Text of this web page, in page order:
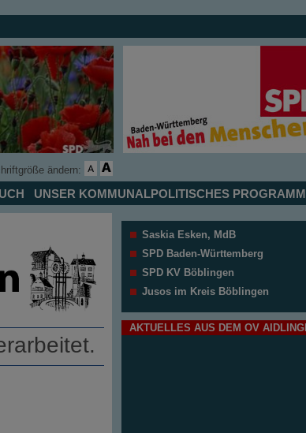
ändern:
UNSER KOMMUNALPOLITISCHES
Saskia Esken, MdB
SPD Baden-Württemberg
SPD KV Böblingen
Jusos im Kreis Böblingen
AKTUELLES AUS DEM OV